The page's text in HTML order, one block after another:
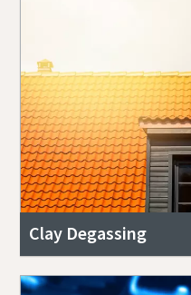
Clay Degassing